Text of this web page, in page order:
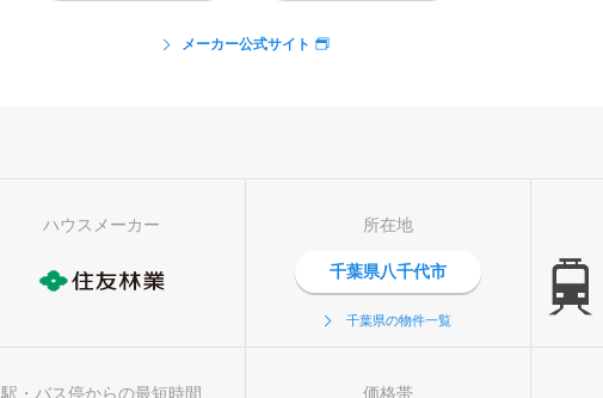
メーカー公式サイト
ハウスメーカー 所在地
千葉県八千代市
千葉県の物件一覧
駅・バス停からの最短時間 価格帯